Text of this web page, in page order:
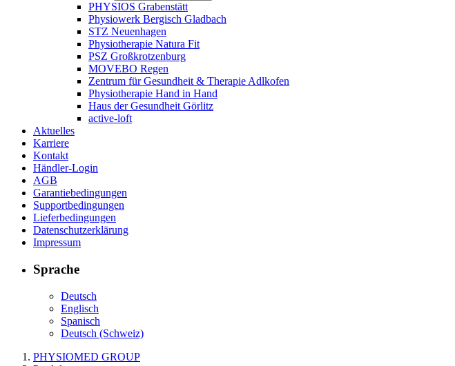
PHYSIOS Grabenstätt
Physiowerk Bergisch Gladbach
STZ Neuenhagen
Physiotherapie Natura Fit
PSZ Großkrotzenburg
MOVEBO Regen
Zentrum für Gesundheit & Therapie Adlkofen
Physiotherapie Hand in Hand
Haus der Gesundheit Görlitz
active-loft
Aktuelles
Karriere
Kontakt
Händler-Login
AGB
Garantiebedingungen
Supportbedingungen
Lieferbedingungen
Datenschutzerklärung
Impressum
Sprache
Deutsch
Englisch
Spanisch
Deutsch (Schweiz)
PHYSIOMED GROUP